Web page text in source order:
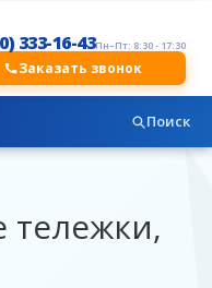
333-16-43Пн–Пт: 8:30 - 17:30
Заказать звонок
Поиск
тележки,